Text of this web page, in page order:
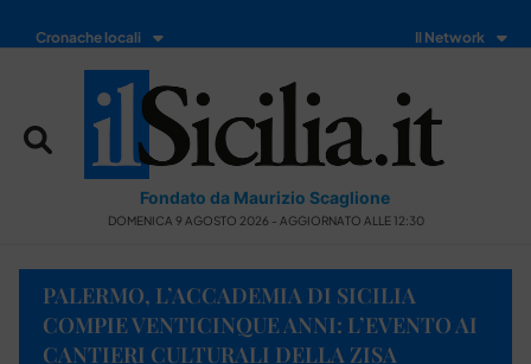
Cronache locali Il Network
Fondato da Maurizio Scaglione
DOMENICA 9 AGOSTO 2026 - AGGIORNATO ALLE 12:30
PALERMO, L’ACCADEMIA DI SICILIA
COMPIE VENTICINQUE ANNI: L’EVENTO AI
CANTIERI CULTURALI DELLA ZISA